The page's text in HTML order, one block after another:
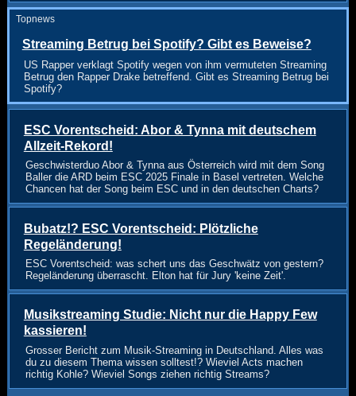
Topnews
Streaming Betrug bei Spotify? Gibt es Beweise?
US Rapper verklagt Spotify wegen von ihm vermuteten Streaming
Betrug den Rapper Drake betreffend. Gibt es Streaming Betrug bei
Spotify?
ESC Vorentscheid: Abor & Tynna mit deutschem
Allzeit-Rekord!
Geschwisterduo Abor & Tynna aus Österreich wird mit dem Song
Baller die ARD beim ESC 2025 Finale in Basel vertreten. Welche
Chancen hat der Song beim ESC und in den deutschen Charts?
Bubatz!? ESC Vorentscheid: Plötzliche
Regeländerung!
ESC Vorentscheid: was schert uns das Geschwätz von gestern?
Regeländerung überrascht. Elton hat für Jury 'keine Zeit'.
Musikstreaming Studie: Nicht nur die Happy Few
kassieren!
Grosser Bericht zum Musik-Streaming in Deutschland. Alles was
du zu diesem Thema wissen solltest!? Wieviel Acts machen
richtig Kohle? Wieviel Songs ziehen richtig Streams?